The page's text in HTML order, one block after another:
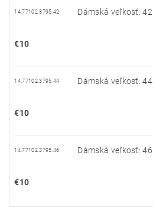
14.77102.3795.42 Dámská veľkosť: 42
€10
14.77102.3795.44 Dámská veľkosť: 44
€10
14.77102.3795.46 Dámská veľkosť: 46
€10